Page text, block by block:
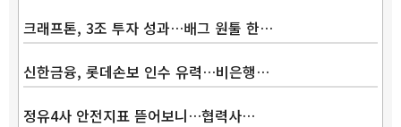
크래프톤, 3조 투자 성과…배그 원툴 한…
신한금융, 롯데손보 인수 유력…비은행…
정유4사 안전지표 뜯어보니…협력사…